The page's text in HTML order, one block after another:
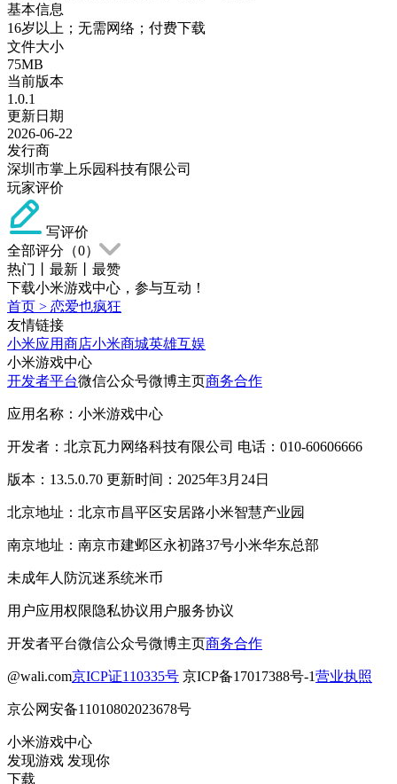
基本信息
16岁以上；无需网络；付费下载
文件大小
75MB
当前版本
1.0.1
更新日期
2026-06-22
发行商
深圳市掌上乐园科技有限公司
玩家评价
写评价
全部评分（0）
热门
最新
最赞
下载小米游戏中心，参与互动！
首页 > 恋爱也疯狂
友情链接
小米应用商店小米商城英雄互娱
小米游戏中心
开发者平台微信公众号微博主页商务合作
应用名称：小米游戏中心
开发者：北京瓦力网络科技有限公司 电话：010-60606666
版本：13.5.0.70 更新时间：2025年3月24日
北京地址：北京市昌平区安居路小米智慧产业园
南京地址：南京市建邺区永初路37号小米华东总部
未成年人防沉迷系统米币
用户应用权限隐私协议用户服务协议
开发者平台微信公众号微博主页商务合作
@wali.com京ICP证110335号 京ICP备17017388号-1营业执照
京公网安备11010802023678号
小米游戏中心
发现游戏 发现你
下载